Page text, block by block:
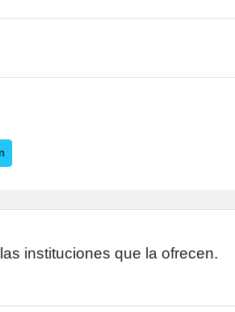
instituciones que la ofrecen.